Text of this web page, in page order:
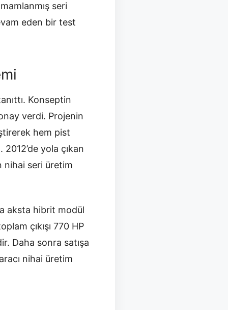
seri
eden bir test
Konseptin
verdi. Projenin
hem pist
yola çıkan
nihai seri üretim
aksta hibrit modül
çıkışı 770 HP
Daha sonra satışa
nihai üretim